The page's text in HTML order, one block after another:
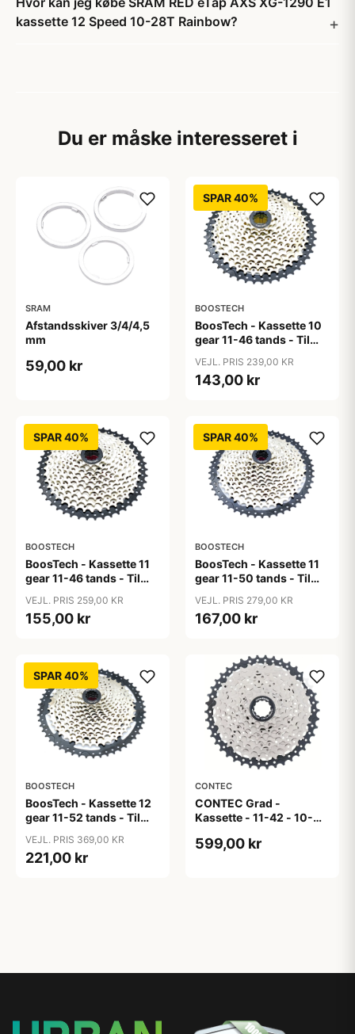
kassette 12 Speed 10-28T Rainbow?
Du er måske interesseret i
SRAM
Afstandsskiver 3/4/4,5
mm
59,00 kr
SPAR 40%
BOOSTECH
BoosTech - Kassette 10
gear 11-46 tands - Til
gearsystem
VEJL. PRIS 239,00 KR
143,00 kr
SPAR 40%
BOOSTECH
BoosTech - Kassette 11
gear 11-46 tands - Til
gearsystem
VEJL. PRIS 259,00 KR
155,00 kr
SPAR 40%
BOOSTECH
BoosTech - Kassette 11
gear 11-50 tands - Til
gearsystem
VEJL. PRIS 279,00 KR
167,00 kr
SPAR 40%
BOOSTECH
BoosTech - Kassette 12
gear 11-52 tands - Til
VEJL. PRIS 369,00 KR
221,00 kr
CONTEC
CONTEC Grad -
Kassette - 11-42 - 10-
- Sølv/Sort
599,00 kr